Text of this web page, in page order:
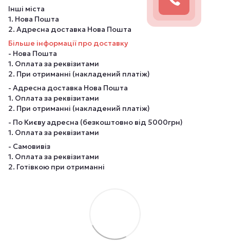
Інші міста
1. Нова Пошта
2. Адресна доставка Нова Пошта
Більше інформації про доставку
- Нова Пошта
1. Оплата за реквізитами
2. При отриманні (накладений платіж)
- Адресна доставка Нова Пошта
1. Оплата за реквізитами
2. При отриманні (накладений платіж)
- По Києву адресна (безкоштовно від 5000грн)
1. Оплата за реквізитами
- Самовивіз
1. Оплата за реквізитами
2. Готівкою при отриманні